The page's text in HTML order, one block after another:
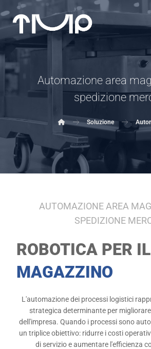
Automazione area
spedizione
Soluzione
AUTOMAZIONE AREA
SPEDIZIONE
ROBOTICA PER IL
MAGAZZINO
L'automazione dei processi logistici
strategica determinante per
dell'impresa. Quando i processi sono
un triplice obiettivo: ridurre i costi
di servizio e aumentare l'efficienza